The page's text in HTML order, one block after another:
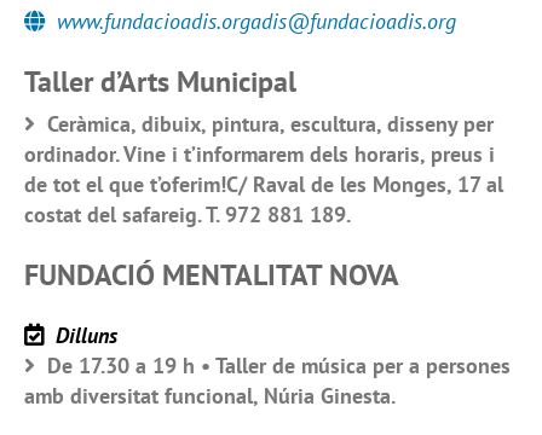
www.fundacioadis.orgadis@fundacioadis.org
Taller d’Arts Municipal
Ceràmica, dibuix, pintura, escultura, disseny per
ordinador. Vine i t’informarem dels horaris, preus i
de tot el que t’oferim!C/ Raval de les Monges, 17 al
costat del safareig. T. 972 881 189.
FUNDACIÓ MENTALITAT NOVA
Dilluns
De 17.30 a 19 h • Taller de música per a persones
amb diversitat funcional, Núria Ginesta.